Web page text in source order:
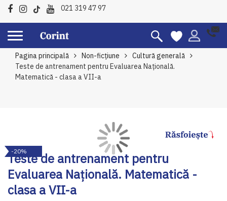
021 319 47 97
Pagina principală Non-ficțiune
Cultură generală
Teste de antrenament pentru Evaluarea Națională.
Matematică - clasa a VII-a
Teste de antrenament pentru
Evaluarea Națională. Matematică -
clasa a VII-a
to
the
end
of
the
-20%